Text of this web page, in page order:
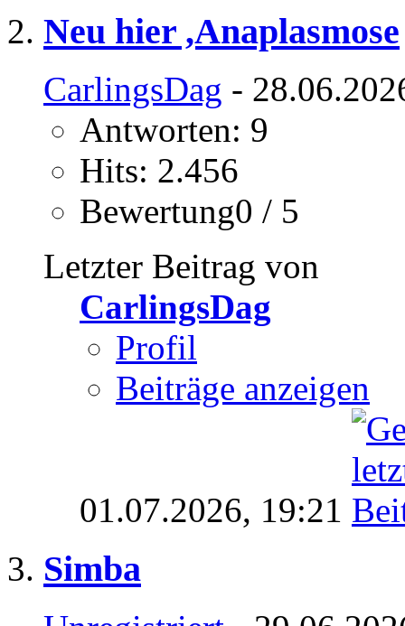
Neu hier ,Anaplasmose
CarlingsDag -
Antworten: 9
Hits: 2.456
Bewertung0 / 5
Letzter Beitrag von
CarlingsDag
Profil
Beiträge anzeigen
01.07.2026, 19:21
Simba